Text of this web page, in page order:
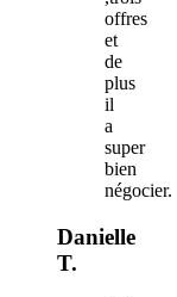
offres
et
de
plus
il
a
super
bien
négocier.
Danielle
T.